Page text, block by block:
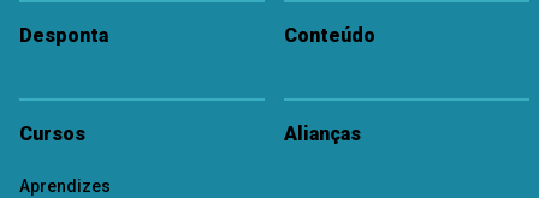
Desponta Conteúdo
Cursos
Aprendizes
Alianças